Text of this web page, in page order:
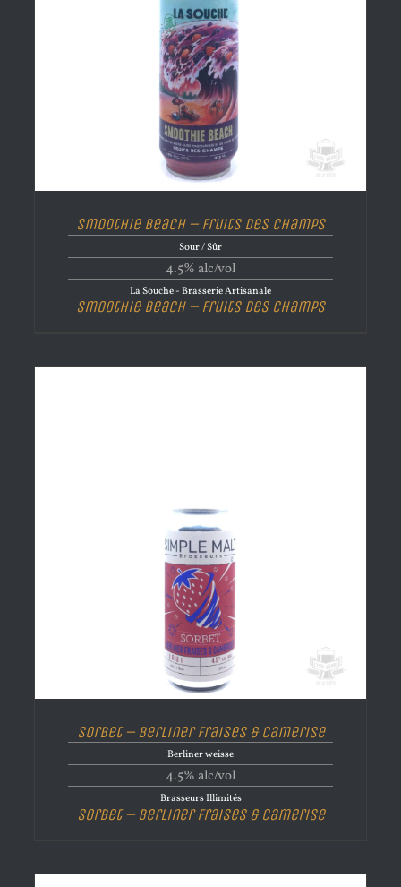
Smoothie Beach – Fruits des champs
Sour / Sûr
4.5% alc/vol
La Souche - Brasserie Artisanale
Smoothie Beach – Fruits des champs
Sorbet – Berliner Fraises & Camerise
Berliner weisse
4.5% alc/vol
Brasseurs Illimités
Sorbet – Berliner Fraises & Camerise